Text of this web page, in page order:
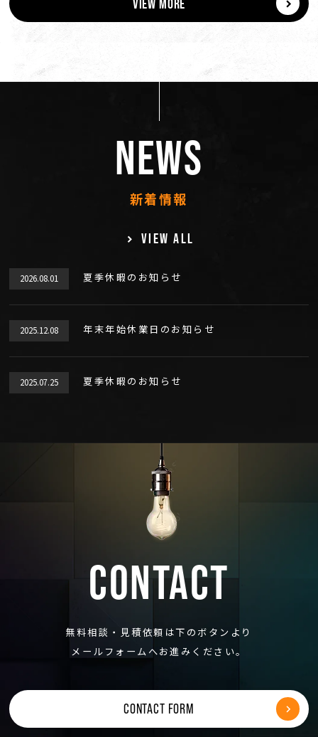
VIEW MORE
NEWS
新着情報
VIEW ALL
2026.08.01 夏季休暇のお知らせ
2025.12.08 年末年始休業日のお知らせ
2025.07.25 夏季休暇のお知らせ
CONTACT
無料相談・見積依頼は下のボタンより
メールフォームへお進みください。
CONTACT FORM